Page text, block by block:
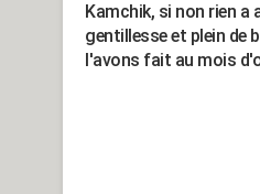
Kamchik, si non rien a
gentillesse et plein de
l'avons fait au mois